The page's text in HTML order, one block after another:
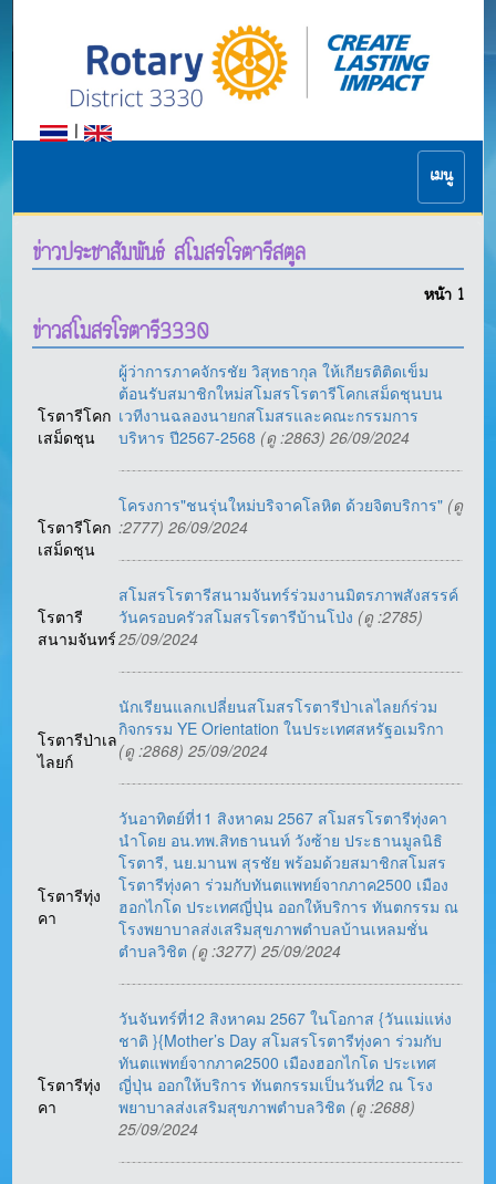
|
เมนู
ข่าวประชาสัมพันธ์ สโมสรโรตารีสตูล
หน้า 1
ข่าวสโมสรโรตารี3330
โรตารีโคก
เสม็ดชุน
ผู้ว่าการภาคจักรชัย วิสุทธากุล ให้เกียรติติดเข็ม
ต้อนรับสมาชิกใหม่สโมสรโรตารีโคกเสม็ดชุนบน
เวทีงานฉลองนายกสโมสรและคณะกรรมการ
บริหาร ปี2567-2568 (ดู :2863) 26/09/2024
โรตารีโคก
เสม็ดชุน
โครงการ"ชนรุ่นใหม่บริจาคโลหิต ด้วยจิตบริการ" (ดู
:2777) 26/09/2024
โรตารี
สนามจันทร์
สโมสรโรตารีสนามจันทร์ร่วมงานมิตรภาพสังสรรค์
วันครอบครัวสโมสรโรตารีบ้านโป่ง (ดู :2785)
25/09/2024
โรตารีป่าเล
ไลยก์
นักเรียนแลกเปลี่ยนสโมสรโรตารีป่าเลไลยก์ร่วม
กิจกรรม YE Orientation ในประเทศสหรัฐอเมริกา
(ดู :2868) 25/09/2024
โรตารีทุ่ง
คา
วันอาทิตย์ที่11 สิงหาคม 2567 สโมสรโรตารีทุ่งคา
นำโดย อน.ทพ.สิทธานนท์ วังซ้าย ประธานมูลนิธิ
โรตารี, นย.มานพ สุรชัย พร้อมด้วยสมาชิกสโมสร
โรตารีทุ่งคา ร่วมกับทันตแพทย์จากภาค2500 เมือง
ฮอกไกโด ประเทศญี่ปุ่น ออกให้บริการ ทันตกรรม ณ
โรงพยาบาลส่งเสริมสุขภาพตำบลบ้านเหลมชั่น
ตำบลวิชิต (ดู :3277) 25/09/2024
โรตารีทุ่ง
คา
วันจันทร์ที่12 สิงหาคม 2567 ในโอกาส {วันแม่แห่ง
ชาติ }{Mother’s Day สโมสรโรตารีทุ่งคา ร่วมกับ
ทันตแพทย์จากภาค2500 เมืองฮอกไกโด ประเทศ
ญี่ปุ่น ออกให้บริการ ทันตกรรมเป็นวันที่2 ณ โรง
พยาบาลส่งเสริมสุขภาพตำบลวิชิต (ดู :2688)
25/09/2024